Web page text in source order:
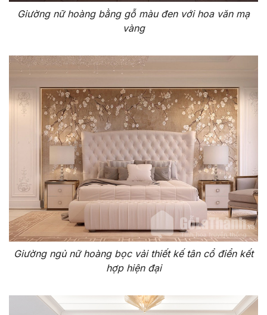
Giường nữ hoàng bằng gỗ màu đen với hoa văn mạ
vàng
Giường ngủ nữ hoàng bọc vải thiết kế tân cổ điển kết
hợp hiện đại